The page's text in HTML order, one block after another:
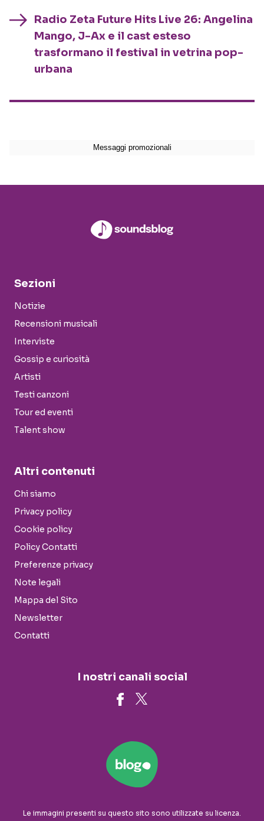
Radio Zeta Future Hits Live 26: Angelina
Mango, J-Ax e il cast esteso
trasformano il festival in vetrina pop-
urbana
Sezioni
Notizie
Recensioni musicali
Interviste
Gossip e curiosità
Artisti
Testi canzoni
Tour ed eventi
Talent show
Altri contenuti
Chi siamo
Privacy policy
Cookie policy
Policy Contatti
Preferenze privacy
Note legali
Mappa del Sito
Newsletter
Contatti
I nostri canali social
Le immagini presenti su questo sito sono utilizzate su licenza.